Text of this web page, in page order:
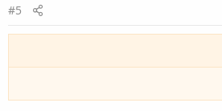
#5